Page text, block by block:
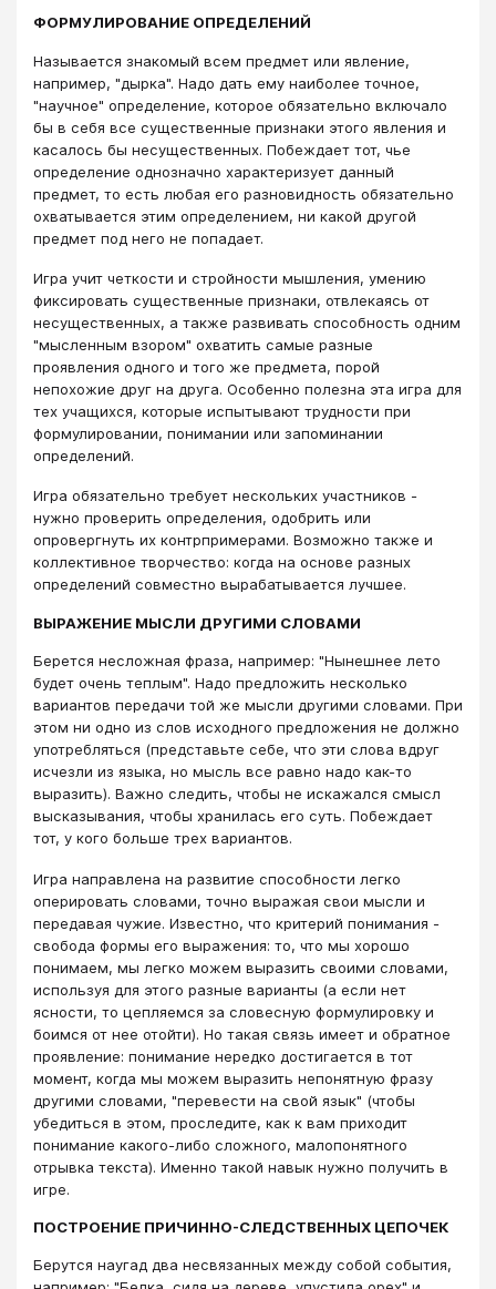
ФОРМУЛИРОВАНИЕ ОПРЕДЕЛЕНИЙ
Называется знакомый всем предмет или явление,
например, "дырка". Надо дать ему наиболее точное,
"научное" определение, которое обязательно включало
бы в себя все существенные признаки этого явления и
касалось бы несущественных. Побеждает тот, чье
определение однозначно характеризует данный
предмет, то есть любая его разновидность обязательно
охватывается этим определением, ни какой другой
предмет под него не попадает.
Игра учит четкости и стройности мышления, умению
фиксировать существенные признаки, отвлекаясь от
несущественных, а также развивать способность одним
"мысленным взором" охватить самые разные
проявления одного и того же предмета, порой
непохожие друг на друга. Особенно полезна эта игра для
тех учащихся, которые испытывают трудности при
формулировании, понимании или запоминании
определений.
Игра обязательно требует нескольких участников -
нужно проверить определения, одобрить или
опровергнуть их контрпримерами. Возможно также и
коллективное творчество: когда на основе разных
определений совместно вырабатывается лучшее.
ВЫРАЖЕНИЕ МЫСЛИ ДРУГИМИ СЛОВАМИ
Берется несложная фраза, например: "Нынешнее лето
будет очень теплым". Надо предложить несколько
вариантов передачи той же мысли другими словами. При
этом ни одно из слов исходного предложения не должно
употребляться (представьте себе, что эти слова вдруг
исчезли из языка, но мысль все равно надо как-то
выразить). Важно следить, чтобы не искажался смысл
высказывания, чтобы хранилась его суть. Побеждает
тот, у кого больше трех вариантов.
Игра направлена на развитие способности легко
оперировать словами, точно выражая свои мысли и
передавая чужие. Известно, что критерий понимания -
свобода формы его выражения: то, что мы хорошо
понимаем, мы легко можем выразить своими словами,
используя для этого разные варианты (а если нет
ясности, то цепляемся за словесную формулировку и
боимся от нее отойти). Но такая связь имеет и обратное
проявление: понимание нередко достигается в тот
момент, когда мы можем выразить непонятную фразу
другими словами, "перевести на свой язык" (чтобы
убедиться в этом, проследите, как к вам приходит
понимание какого-либо сложного, малопонятного
отрывка текста). Именно такой навык нужно получить в
игре.
ПОСТРОЕНИЕ ПРИЧИННО-СЛЕДСТВЕННЫХ ЦЕПОЧЕК
Берутся наугад два несвязанных между собой события,